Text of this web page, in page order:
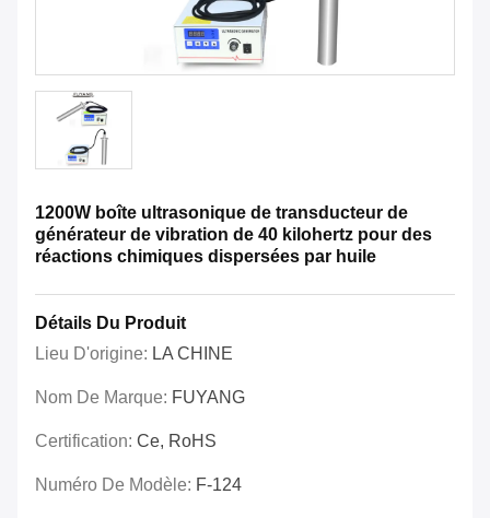
1200W boîte ultrasonique de transducteur de
générateur de vibration de 40 kilohertz pour des
réactions chimiques dispersées par huile
Détails Du Produit
Lieu D'origine: LA CHINE
Nom De Marque: FUYANG
Certification: Ce, RoHS
Numéro De Modèle: F-124